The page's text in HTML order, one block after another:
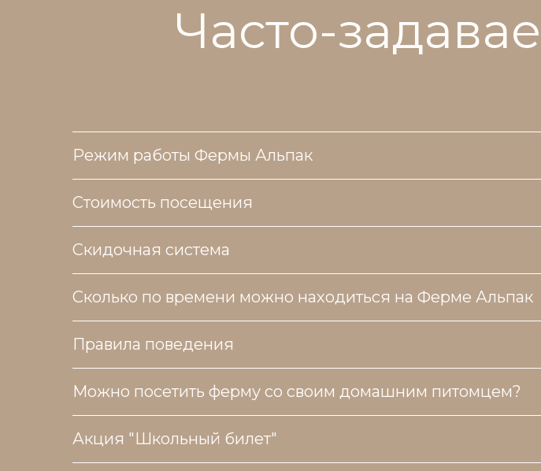
Часто-
Режим работы Фермы Альпак
Стоимость посещения
Скидочная система
Сколько по времени можно находиться на Ферме Альпак
Правила поведения
Можно посетить ферму со своим домашним питомцем?
Акция "Школьный билет"